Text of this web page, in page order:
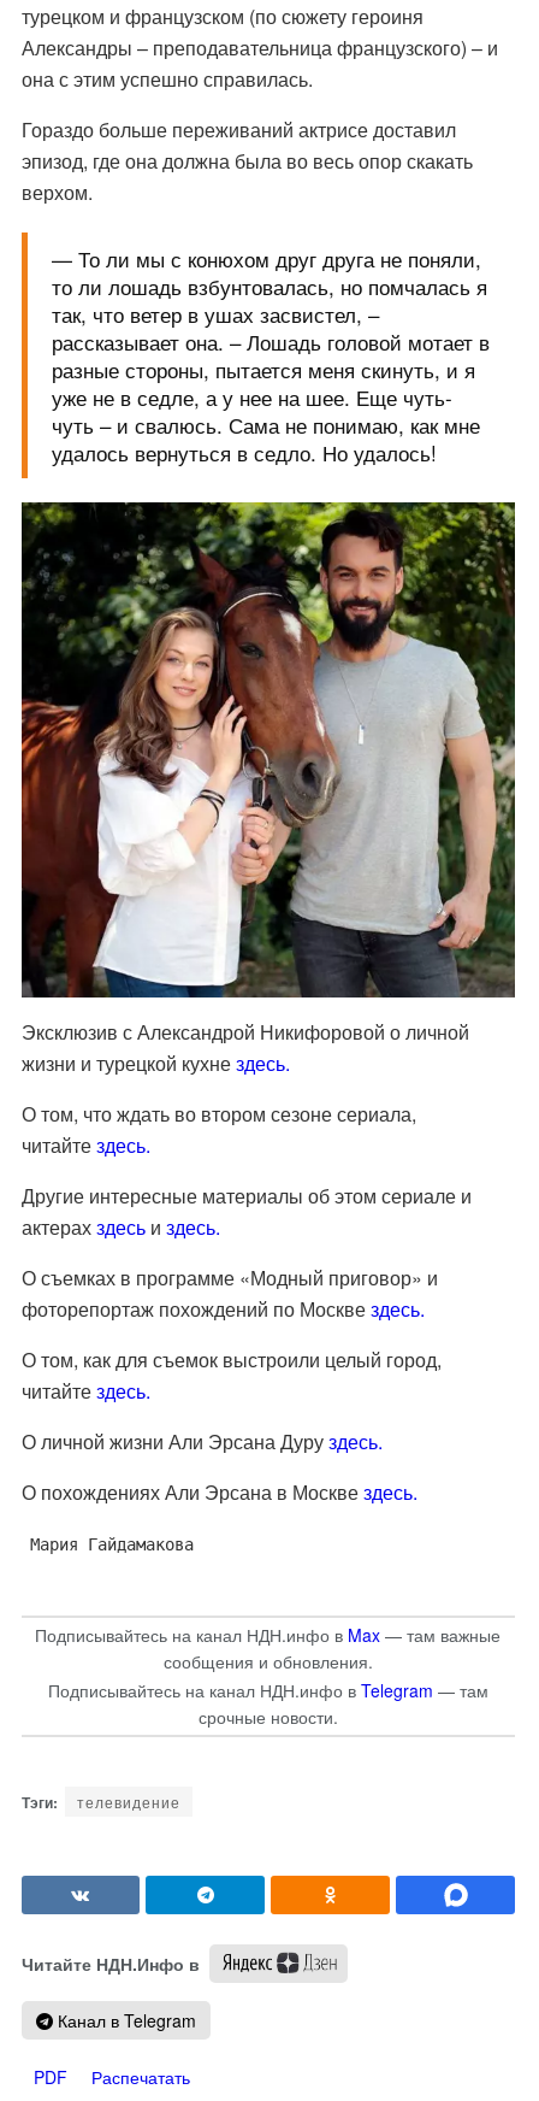
турецком и французском (по сюжету героиня
Александры – преподавательница французского) – и
она с этим успешно справилась.
Гораздо больше переживаний актрисе доставил
эпизод, где она должна была во весь опор скакать
верхом.
— То ли мы с конюхом друг друга не поняли,
то ли лошадь взбунтовалась, но помчалась я
так, что ветер в ушах засвистел, –
рассказывает она. – Лошадь головой мотает в
разные стороны, пытается меня скинуть, и я
уже не в седле, а у нее на шее. Еще чуть-
чуть – и свалюсь. Сама не понимаю, как мне
удалось вернуться в седло. Но удалось!
Эксклюзив с Александрой Никифоровой о личной
жизни и турецкой кухнездесь.
О том, что ждать во втором сезоне сериала,
читайтездесь.
Другие интересные материалы об этом сериале и
актерахздесьи здесь.
О съемках в программе «Модный приговор» и
фоторепортаж похождений по Москвездесь.
О том, как для съемок выстроили целый город,
читайтездесь.
О личной жизни Али Эрсана Дуруздесь.
О похождениях Али Эрсана в Москвездесь.
Мария Гайдамакова
Подписывайтесь на канал НДН.инфо в Max — там важные
сообщения и обновления.
Подписывайтесь на канал НДН.инфо в Telegram — там
срочные новости.
телевидение
Читайте НДН.Инфо в
Канал в Telegram
PDF Распечатать